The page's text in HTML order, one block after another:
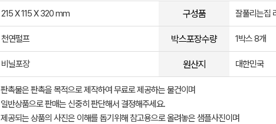
215 X 115 X 320 mm 구성품 잘풀리는집
천연펄프 박스포장수량 1박스 8개
비닐포장 원산지 대한민국
판촉물은 판촉을 목적으로 제작하여 무료로 제공하는 물건이며
일반상품으로 판매는 신중히 판단해서 결정해주세요.
제공되는 상품의 사진은 이해를 돕기위해 참고용으로 올려놓은 샘플사진이며